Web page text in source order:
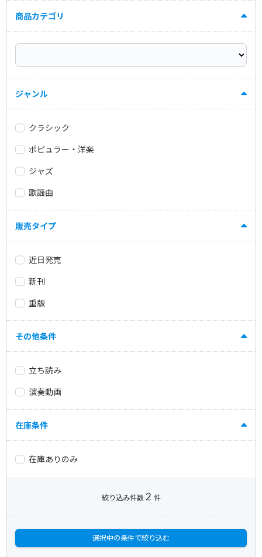
商品カテゴリ
ジャンル
クラシック
ポピュラー・洋楽
ジャズ
歌謡曲
販売タイプ
近日発売
新刊
重版
その他条件
立ち読み
演奏動画
在庫条件
在庫ありのみ
絞り込み件数 2 件
選択中の条件で絞り込む